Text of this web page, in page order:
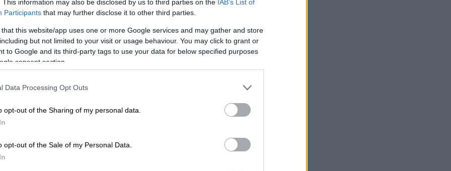
This information may also be disclosed by us to third parties on the IAB’s List of
Participants that may further disclose it to other third parties.
that this website/app uses one or more Google services and may gather and store
but not limited to your visit or usage behaviour. You may click to grant or
to Google and its third-party tags to use your data for below specified purposes
consent section.
Data Processing Opt Outs
opt-out of the Sharing of my personal data.
opt-out of the Sale of my Personal Data.
επικοινωνία με την αστυνομική
της αρχής της διάκρισης των εξουσιών,
εκείνοι που θα έπρεπε να βρίσκονται
και αντίστοιχοι, φτάνουν να
και όποιον ενοχλεί, σε μία
την Δημοκρατία».